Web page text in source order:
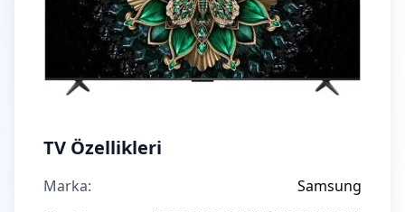
TV Özellikleri
Marka:
Samsung